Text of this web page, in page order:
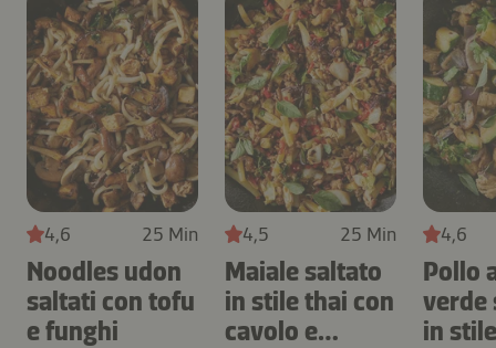
4,6 25 Min
Noodles udon
saltati con tofu
e funghi
4,5 25 Min
Maiale saltato
in stile thai con
cavolo e
4,6
Pollo
verde
in